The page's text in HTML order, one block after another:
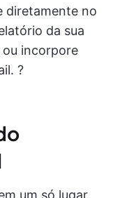
diretamente no
da sua
incorpore
?
um só lugar,